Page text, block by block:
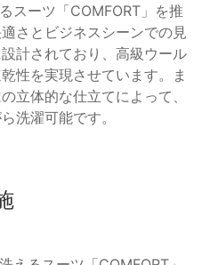
スーツ「COMFORT」を推
さとビジネスシーンでの見
計されており、高級ウール
性を実現させています。ま
立体的な仕立てによって、
洗濯可能です。